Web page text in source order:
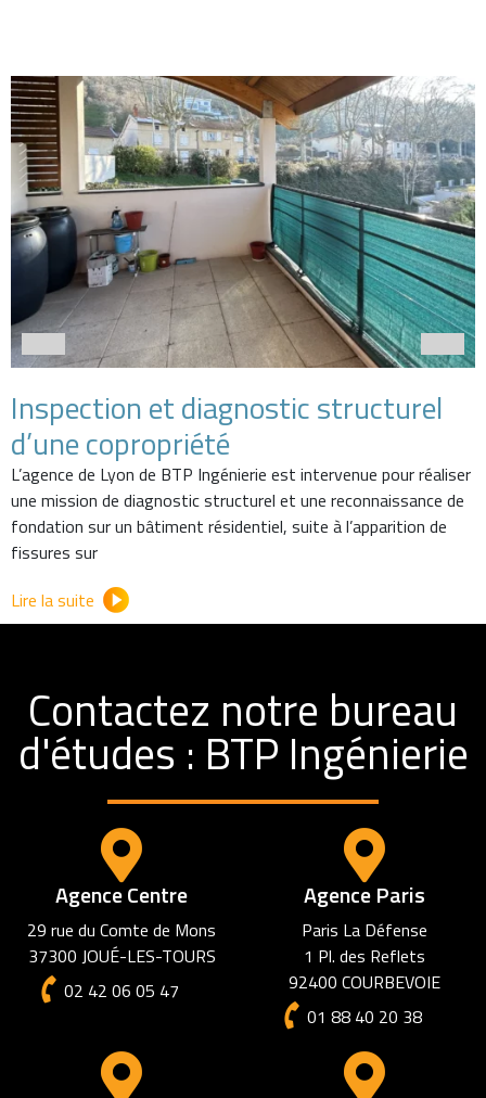
Inspection et diagnostic structurel
d’une copropriété
L’agence de Lyon de BTP Ingénierie est intervenue pour réaliser
une mission de diagnostic structurel et une reconnaissance de
fondation sur un bâtiment résidentiel, suite à l’apparition de
fissures sur
Lire la suite
Contactez notre bureau
d'études : BTP Ingénierie
Agence Centre
29 rue du Comte de Mons
37300 JOUÉ-LES-TOURS
02 42 06 05 47
Agence Paris
Paris La Défense
1 Pl. des Reflets
92400 COURBEVOIE
01 88 40 20 38